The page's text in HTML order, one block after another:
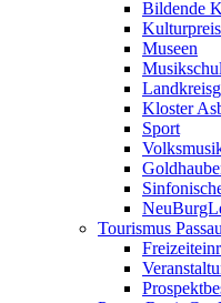
Bildende
Kulturpreis
Museen
Kloster
Sport
Tourismus